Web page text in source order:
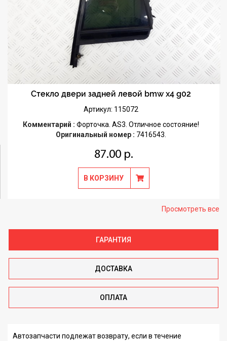
Стекло двери задней левой bmw x4 g02
Артикул: 115072
Комментарий : Форточка. AS3. Отличное состояние!
Оригинальный номер : 7416543.
87.00 р.
В КОРЗИНУ
Просмотреть все
ГАРАНТИЯ
ДОСТАВКА
ОПЛАТА
Автозапчасти подлежат возврату, если в течение